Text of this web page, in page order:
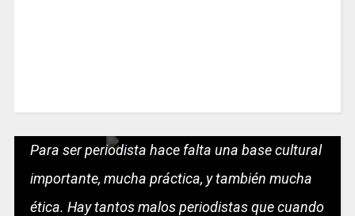
Para ser periodista hace falta una base cultural
importante, mucha práctica, y también mucha
ética. Hay tantos malos periodistas que cuando